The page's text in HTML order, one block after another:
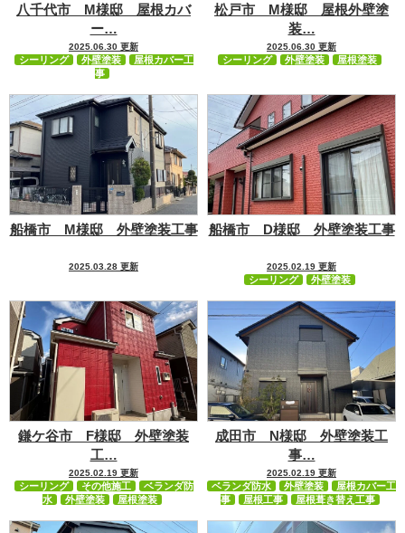
八千代市 M様邸 屋根カバ
ー…
2025.06.30 更新
シーリング 外壁塗装
屋根カバー工
事
松戸市 M様邸 屋根外壁塗
装…
2025.06.30 更新
シーリング 外壁塗装 屋根塗装
船橋市 M様邸 外壁塗装工事
2025.03.28 更新
船橋市 D様邸 外壁塗装工事
2025.02.19 更新
シーリング 外壁塗装
鎌ケ谷市 F様邸 外壁塗装
工…
2025.02.19 更新
シーリング その他施工
ベランダ防
水
外壁塗装 屋根塗装
成田市 N様邸 外壁塗装工
事…
2025.02.19 更新
ベランダ防水 外壁塗装
屋根カバー工
事
屋根工事 屋根葺き替え工事